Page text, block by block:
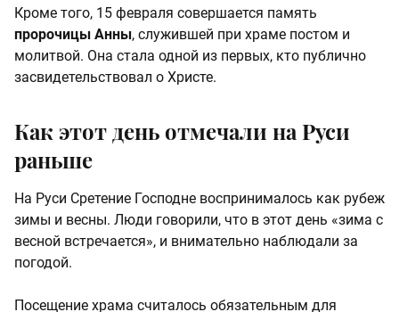
Кроме того, 15 февраля совершается память
пророчицы Анны, служившей при храме постом и
молитвой. Она стала одной из первых, кто публично
засвидетельствовал о Христе.
Как этот день отмечали на Руси
раньше
На Руси Сретение Господне воспринималось как рубеж
зимы и весны. Люди говорили, что в этот день «зима с
весной встречается», и внимательно наблюдали за
погодой.
Посещение храма считалось обязательным для